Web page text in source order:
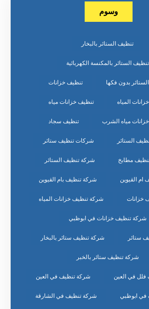
وسوم
تنظيف الستائر بالبخار
تنظيف الستائر بالمكنسة الكهربائية
بدون فكها تنظيف خزانات
المياه تنظيف خزانات مياه
مياه الشرب تنظيف سجاد
الستائر شركات تنظيف ستائر
مطابخ شركة تنظيف الستائر
ام القيوين شركة تنظيف بام القيوين
خزانات شركة تنظيف خزانات المياه
شركة تنظيف خزانات في ابوظبي
ستائر شركة تنظيف ستائر بالبخار
شركة تنظيف ستائر بالخبر
في العين شركة تنظيف في العين
في ابوظبي شركة تنظيف في الشارقة